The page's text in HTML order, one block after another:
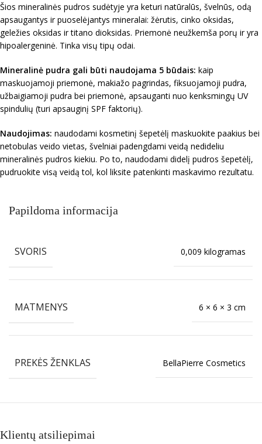
Šios mineralinės pudros sudėtyje yra keturi natūralūs, švelnūs, odą
apsaugantys ir puoselėjantys mineralai: žėrutis, cinko oksidas,
geležies oksidas ir titano dioksidas. Priemonė neužkemša porų ir yra
hipoalergeninė. Tinka visų tipų odai.
Mineralinė pudra gali būti naudojama 5 būdais: kaip
maskuojamoji priemonė, makiažo pagrindas, fiksuojamoji pudra,
užbaigiamoji pudra bei priemonė, apsauganti nuo kenksmingų UV
spindulių (turi apsauginį SPF faktorių).
Naudojimas: naudodami kosmetinį šepetėlį maskuokite paakius bei
netobulas veido vietas, švelniai padengdami veidą nedideliu
mineralinės pudros kiekiu. Po to, naudodami didelį pudros šepetėlį,
pudruokite visą veidą tol, kol liksite patenkinti maskavimo rezultatu.
Papildoma informacija
SVORIS 0,009 kilogramas
MATMENYS 6 × 6 × 3 cm
PREKĖS ŽENKLAS BellaPierre Cosmetics
Klientų atsiliepimai